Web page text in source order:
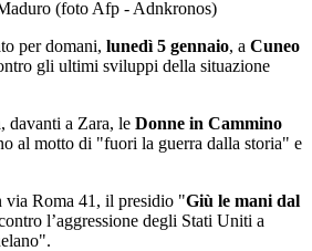
(foto Afp - Adnkronos)
per domani, lunedì 5 gennaio, a Cuneo
gli ultimi sviluppi della situazione
davanti a Zara, le Donne in Cammino
al motto di "fuori la guerra dalla storia" e
via Roma 41, il presidio "Giù le mani dal
l’aggressione degli Stati Uniti a